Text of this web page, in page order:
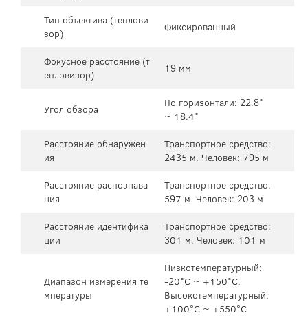
Тип объектива (теплови
зор)
Фиксированный
Фокусное расстояние (т
епловизор)
19 мм
Угол обзора
По горизонтали: 22.8°
~ 18.4°
Расстояние обнаружен
ия
Транспортное средство:
2435 м. Человек: 795 м
Расстояние распознава
ния
Транспортное средство:
597 м. Человек: 203 м
Расстояние идентифика
ции
Транспортное средство:
301 м. Человек: 101 м
Диапазон измерения те
мпературы
Низкотемпературный:
-20°C ~ +150°C.
Высокотемпературный:
+100°C ~ +550°C